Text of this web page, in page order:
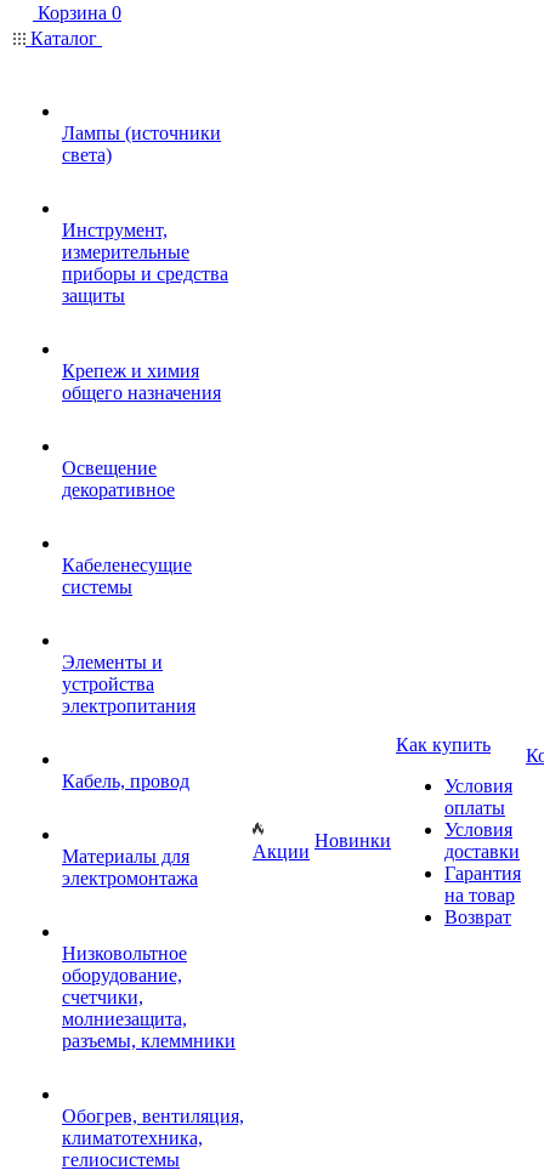
Корзина 0
Каталог
Лампы (источники
света)
Инструмент,
измерительные
приборы и средства
защиты
Крепеж и химия
общего назначения
Освещение
декоративное
Кабеленесущие
системы
Элементы и
устройства
электропитания
Кабель, провод
Материалы для
электромонтажа
Низковольтное
оборудование,
счетчики,
молниезащита,
разъемы, клеммники
Обогрев, вентиляция,
климатотехника,
гелиосистемы
Акции
Новинки
Как купить
Условия
оплаты
Условия
доставки
Гарантия
на товар
Возврат